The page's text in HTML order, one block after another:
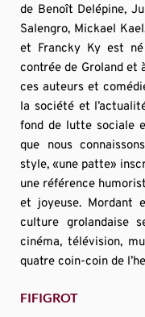
de Benoît Delépine,
Salengro, Mickael
et Francky Ky est
contrée de Groland et
ces auteurs et
la société et
fond de lutte sociale
que nous
style, «une patte»
une référence
et joyeuse. Mordant
culture grolandaise
cinéma, télévision,
quatre coin-coin de
FIFIGROT